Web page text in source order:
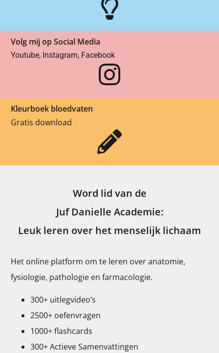
Volg mij op Social Media
Youtube, Instagram, Facebook
Kleurboek bloedvaten
Gratis download
Word lid van de
Juf Danielle Academie:
Leuk leren over het menselijk lichaam
Het online platform om te leren over anatomie,
fysiologie, pathologie en farmacologie.
300+ uitlegvideo’s
2500+ oefenvragen
1000+ flashcards
300+ Actieve Samenvattingen